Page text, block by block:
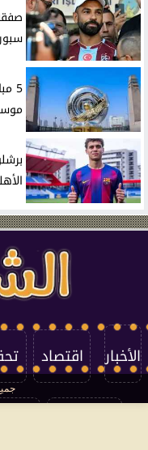
5
الأخبار اقتصاد